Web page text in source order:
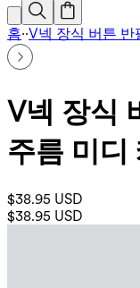
홈··V넥 장식 버튼 반
V넥 장식
주름 미디
$38.95 USD
$38.95 USD